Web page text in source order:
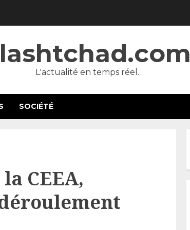
L'actualité en temps réel.
SOCIÉTÉ
CEEA,